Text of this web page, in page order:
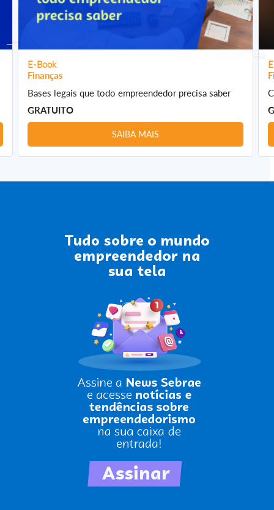
E-Book
Finanças
Bases legais que todo empreendedor precisa saber
GRATUITO
SAIBA MAIS